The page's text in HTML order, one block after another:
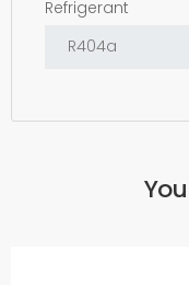
Refrigerant